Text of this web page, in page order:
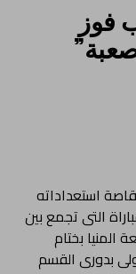
فوز
استعداداته
التى تجمع بين
بختام
بدورى القسم